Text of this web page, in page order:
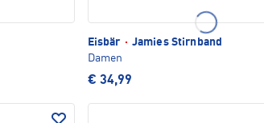
Eisbär · Jamies Stirnband
Damen
€ 34,99